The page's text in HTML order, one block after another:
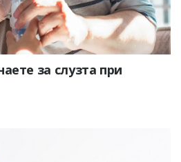
за слузта при